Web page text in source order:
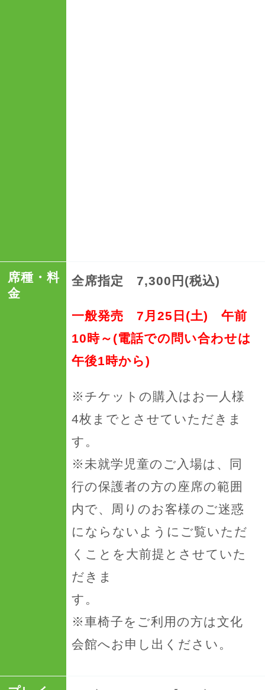
席種・料
金
全席指定 7,300円(税込)
一般発売 7月25日(土) 午前
10時～(電話での問い合わせは
午後1時から)
※チケットの購入はお一人様
4枚までとさせていただきま
す。
※未就学児童のご入場は、同
行の保護者の方の座席の範囲
内で、周りのお客様のご迷惑
にならないようにご覧いただ
くことを大前提とさせていた
だきま
※車椅子をご利用の方は文化
会館へお申し出ください。